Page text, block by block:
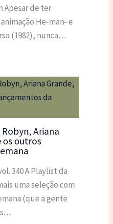
Apesar de ter
He-man- e
(1982), nunca…
Ariana
os outros
340 A Playlist da
uma seleção com
(que a gente